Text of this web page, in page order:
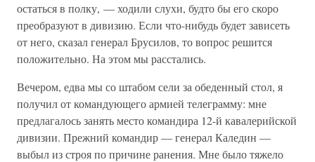
остаться в полку, — ходили слухи, будто бы его скоро
преобразуют в дивизию. Если что-нибудь будет зависеть
от него, сказал генерал Брусилов, то вопрос решится
положительно. На этом мы расстались.
Вечером, едва мы со штабом сели за обеденный стол, я
получил от командующего армией телеграмму: мне
предлагалось занять место командира 12-й кавалерийской
дивизии. Прежний командир — генерал Каледин —
выбыл из строя по причине ранения. Мне было тяжело